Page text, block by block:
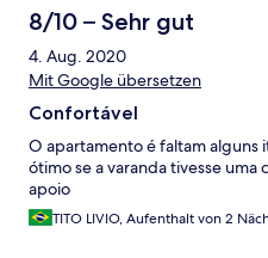
8/10 – Sehr gut
4. Aug. 2020
Mit Google übersetzen
Confortável
O apartamento é faltam alguns
ótimo se a varanda tivesse
apoio
TITO LIVIO, Aufenthalt von 2